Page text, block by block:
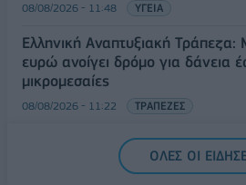
08/08/2026 - 11:48 ΥΓΕΙΑ
Ελληνική Αναπτυξιακή Τράπεζα:
ευρώ ανοίγει δρόμο για δάνεια
μικρομεσαίες
08/08/2026 - 11:22 ΤΡΑΠΕΖΕΣ
5G παντού, 6G στον ορίζοντα:
Ελλάδα στη μεγάλη τεχνολογική
ΟΛΕΣ ΟΙ